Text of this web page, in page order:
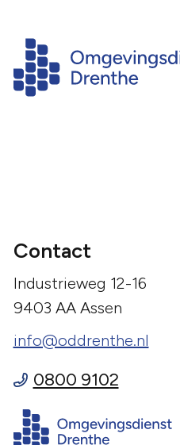
Contact
Industrieweg 12-16
9403 AA Assen
info@oddrenthe.nl
0800 9102